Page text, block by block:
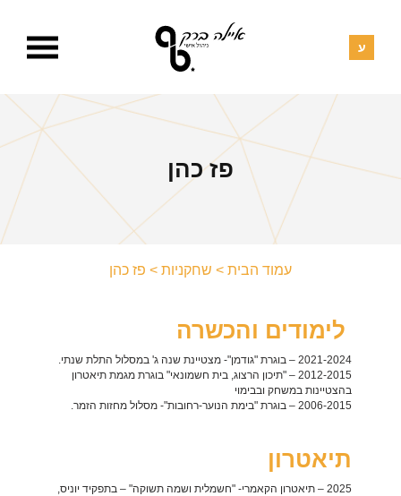
פז כהן
עמוד הבית > שחקניות > פז כהן
לימודים והכשרה
2021-2024 –
בוגרת "גודמן"- מצטיינת שנה ג' במסלול התלת שנתי.
2012-2015 – "
תיכון הרצוג, בית חשמונאי" בוגרת מגמת תיאטרון
בהצטיינות במשחק ובבימוי
2006-2015 –
בוגרת "בימת הנוער-רחובות"- מסלול מחזות הזמר.
תיאטרון
2025 –
תיאטרון הקאמרי- "חשמלית ושמה תשוקה" – בתפקיד יוניס,